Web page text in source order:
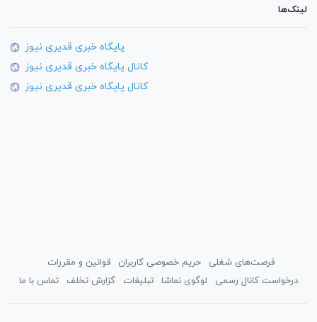
لینک‌ها
پایگاه خبری قدیری نیوز
کانال پایگاه خبری قدیری نیوز
کانال پایگاه خبری قدیری نیوز
فرصت‌های شغلی حریم خصوصی کاربران
قوانین و مقررات
درخواست کانال رسمی
لوگوی نماشا تبلیغات گزارش تخلف تماس با ما